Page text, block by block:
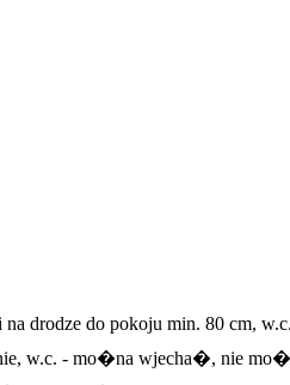
drodze do pokoju min. 80
w.c. - mo�na wjecha�, nie